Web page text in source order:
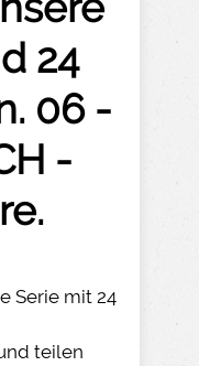
24
06 -
-
Serie mit 24
teilen